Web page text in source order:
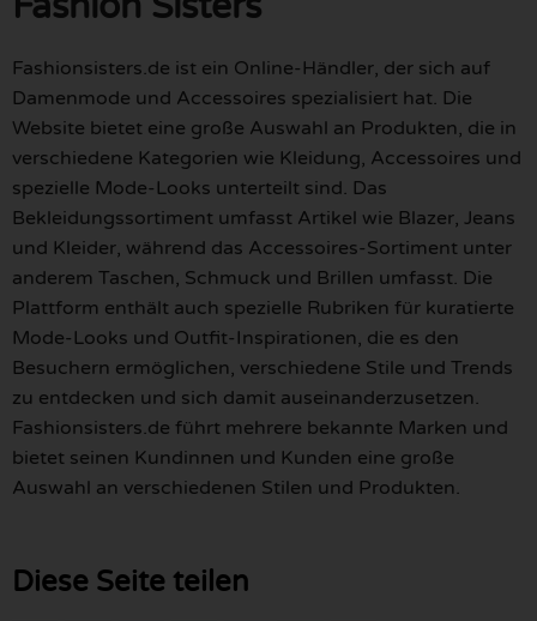
Fashionsisters.de ist ein Online-Händler, der sich auf
Damenmode und Accessoires spezialisiert hat. Die
Website bietet eine große Auswahl an Produkten, die in
verschiedene Kategorien wie Kleidung, Accessoires und
spezielle Mode-Looks unterteilt sind. Das
Bekleidungssortiment umfasst Artikel wie Blazer, Jeans
und Kleider, während das Accessoires-Sortiment unter
anderem Taschen, Schmuck und Brillen umfasst. Die
Plattform enthält auch spezielle Rubriken für kuratierte
Mode-Looks und Outfit-Inspirationen, die es den
Besuchern ermöglichen, verschiedene Stile und Trends
zu entdecken und sich damit auseinanderzusetzen.
Fashionsisters.de führt mehrere bekannte Marken und
bietet seinen Kundinnen und Kunden eine große
Auswahl an verschiedenen Stilen und Produkten.
Diese Seite teilen